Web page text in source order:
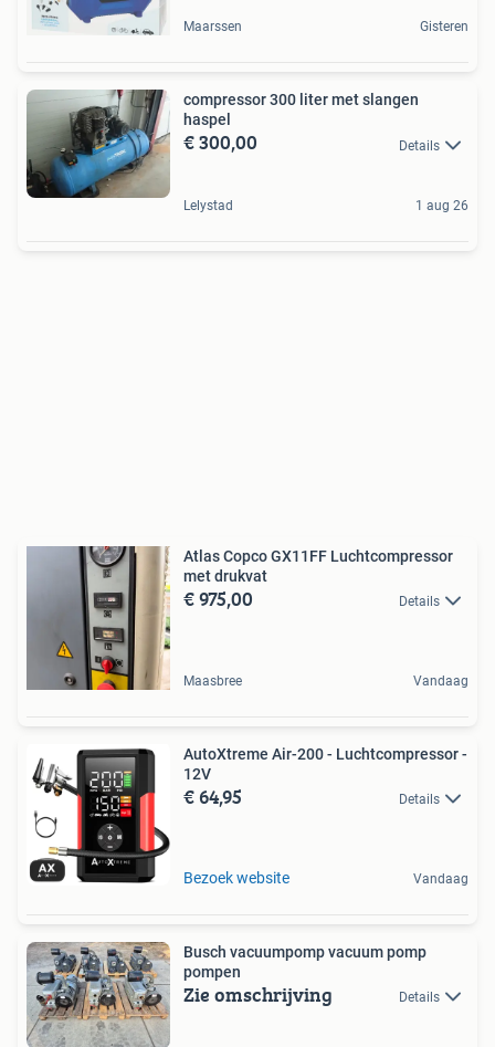
Maarssen Gisteren
compressor 300 liter met slangen
haspel
€ 300,00 Details
Lelystad 1 aug 26
Atlas Copco GX11FF Luchtcompressor
met drukvat
€ 975,00 Details
Maasbree Vandaag
AutoXtreme Air-200 - Luchtcompressor -
12V
€ 64,95 Details
Bezoek website Vandaag
Busch vacuumpomp vacuum pomp
pompen
Zie omschrijving Details